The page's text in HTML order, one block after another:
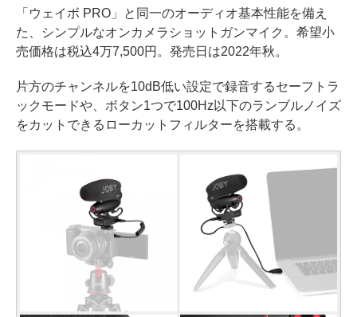
「ウェイボ PRO」と同一のオーディオ基本性能を備え
た、シンプルなオンカメラショットガンマイク。希望小
売価格は税込4万7,500円。発売日は2022年秋。
片方のチャンネルを10dB低い設定で録音するセーフトラ
ックモードや、ボタン1つで100Hz以下のランブルノイズ
をカットできるローカットフィルターを搭載する。